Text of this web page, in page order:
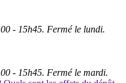
- 15h45. Fermé le lundi.
- 15h45. Fermé le mardi.